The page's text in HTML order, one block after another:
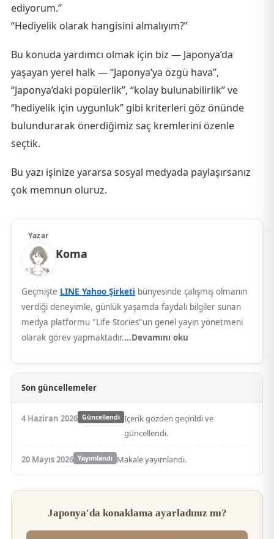
ediyorum.”
“Hediyelik olarak hangisini almalıyım?”
Bu konuda yardımcı olmak için biz — Japonya’da
yaşayan yerel halk — “Japonya’ya özgü hava”,
“Japonya’daki popülerlik”, “kolay bulunabilirlik” ve
“hediyelik için uygunluk” gibi kriterleri göz önünde
bulundurarak önerdiğimiz saç kremlerini özenle
seçtik.
Bu yazı işinize yararsa sosyal medyada paylaşırsanız
çok memnun oluruz.
Yazar
Koma
Geçmişte LINE Yahoo Şirketi bünyesinde çalışmış olmanın
verdiği deneyimle, günlük yaşamda faydalı bilgiler sunan
medya platformu "Life Stories"un genel yayın yönetmeni
olarak görev yapmaktadır.…Devamını oku
Son güncellemeler
4 Haziran 2026 Güncellendi İçerik gözden geçirildi ve
güncellendi.
20 Mayıs 2026 Yayımlandı Makale yayımlandı.
Japonya'da konaklama ayarladınız mı?